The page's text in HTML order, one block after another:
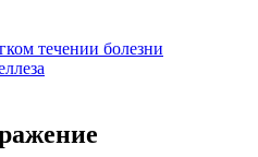
течении болезни